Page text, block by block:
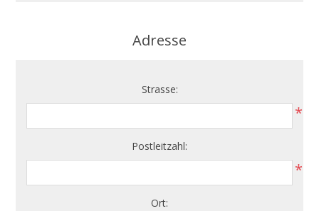
Adresse
Strasse:
*
Postleitzahl:
*
Ort: